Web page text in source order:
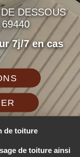
DESSOUS
7j/7 en cas
de toiture
de toiture ainsi